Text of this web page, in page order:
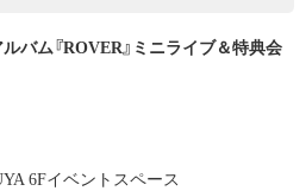
ルバム『ROVER』ミニライブ＆特典会
6Fイベントスペース